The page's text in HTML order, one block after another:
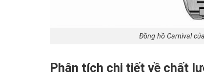
Đồng hồ Carnival
Phân tích chi tiết về chất